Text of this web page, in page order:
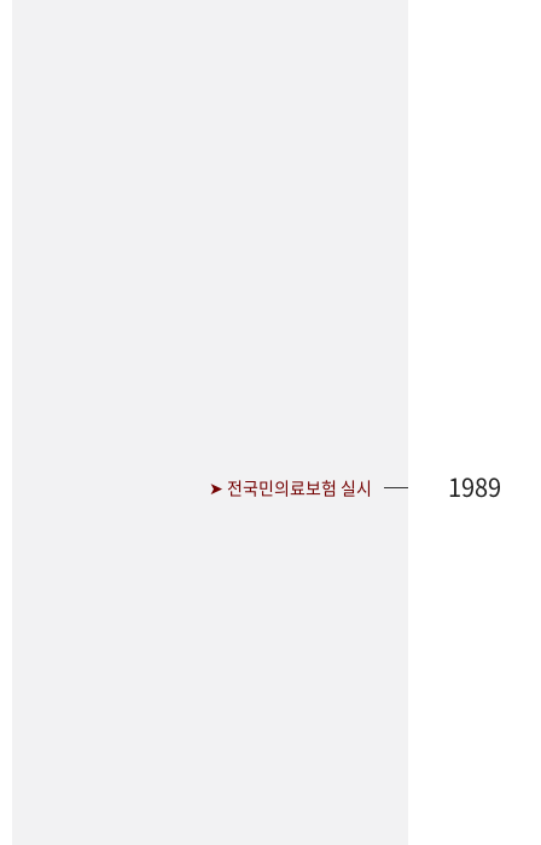
➤ 전국민의료보험 실시 1989